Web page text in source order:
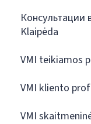
Консультации
Klaipėda
VMI teikiamos
VMI kliento
VMI